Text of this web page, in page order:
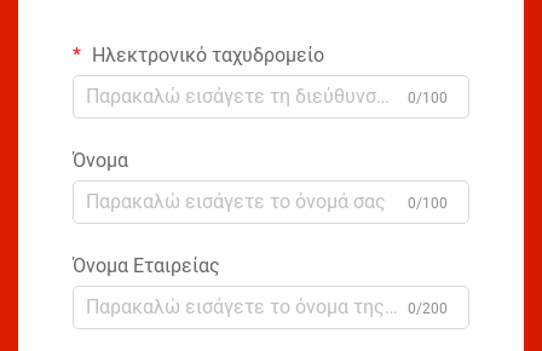
Ηλεκτρονικό ταχυδρομείο
0/100
Όνομα
0/100
Όνομα Εταιρείας
0/200